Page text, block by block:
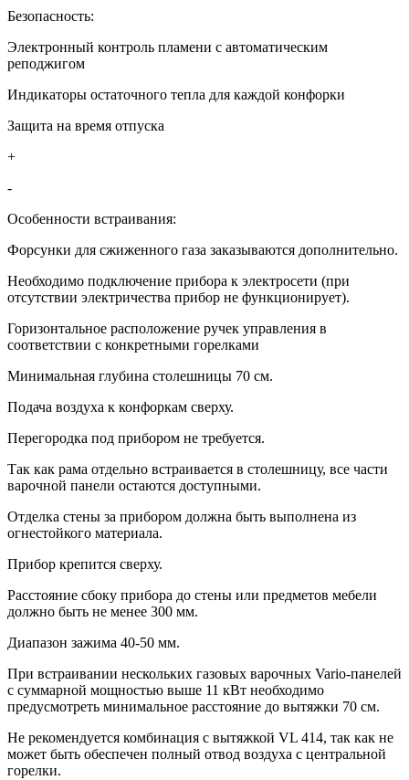
Безопасность:
Электронный контроль пламени с автоматическим
реподжигом
Индикаторы остаточного тепла для каждой конфорки
Защита на время отпуска
+
-
Особенности встраивания:
Форсунки для сжиженного газа заказываются дополнительно.
Необходимо подключение прибора к электросети (при
отсутствии электричества прибор не функционирует).
Горизонтальное расположение ручек управления в
соответствии с конкретными горелками
Минимальная глубина столешницы 70 см.
Подача воздуха к конфоркам сверху.
Перегородка под прибором не требуется.
Так как рама отдельно встраивается в столешницу, все части
варочной панели остаются доступными.
Отделка стены за прибором должна быть выполнена из
огнестойкого материала.
Прибор крепится сверху.
Расстояние сбоку прибора до стены или предметов мебели
должно быть не менее 300 мм.
Диапазон зажима 40-50 мм.
При встраивании нескольких газовых варочных Vario-панелей
с суммарной мощностью выше 11 кВт необходимо
предусмотреть минимальное расстояние до вытяжки 70 см.
Не рекомендуется комбинация с вытяжкой VL 414, так как не
может быть обеспечен полный отвод воздуха с центральной
горелки.